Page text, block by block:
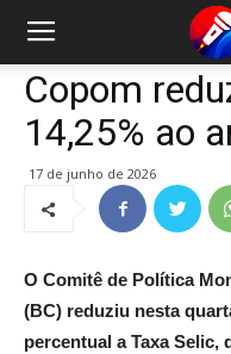
Copom
14,25% ao
17 de junho de 2026
O Comitê de Política
(BC) reduziu nesta
percentual a Taxa Selic,